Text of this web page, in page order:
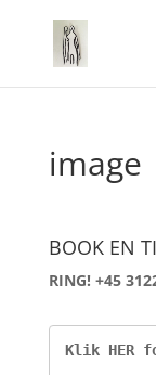
image
BOOK EN
RING! +45
Klik HER